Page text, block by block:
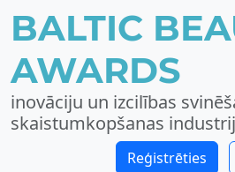
BALTIC
AWARDS
inovāciju un izcilības
skaistumkopšanas
Reģistrēties